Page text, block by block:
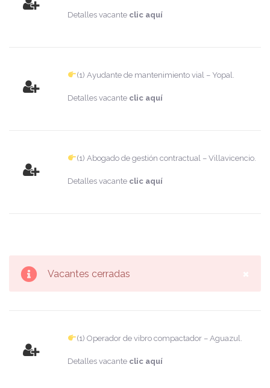
Detalles vacante clic aquí
(1) Ayudante de mantenimiento vial – Yopal.
Detalles vacante clic aquí
(1) Abogado de gestión contractual – Villavicencio.
Detalles vacante clic aquí
Vacantes cerradas
(1) Operador de vibro compactador – Aguazul.
Detalles vacante clic aquí